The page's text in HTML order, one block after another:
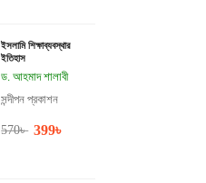
ইসলামি শিক্ষাব্যবস্থার
ইতিহাস
ড. আহমাদ শালাবী
সন্দীপন প্রকাশন
570৳ 399৳